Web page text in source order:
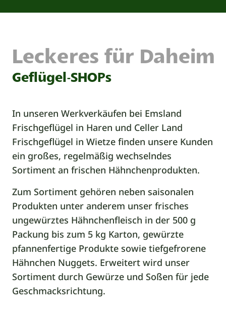
Leckeres für Daheim
Geflügel-SHOPs
In unseren Werkverkäufen bei Emsland
Frischgeflügel in Haren und Celler Land
Frischgeflügel in Wietze finden unsere Kunden
ein großes, regelmäßig wechselndes
Sortiment an frischen Hähnchenprodukten.
Zum Sortiment gehören neben saisonalen
Produkten unter anderem unser frisches
ungewürztes Hähnchenfleisch in der 500 g
Packung bis zum 5 kg Karton, gewürzte
pfannenfertige Produkte sowie tiefgefrorene
Hähnchen Nuggets. Erweitert wird unser
Sortiment durch Gewürze und Soßen für jede
Geschmacksrichtung.